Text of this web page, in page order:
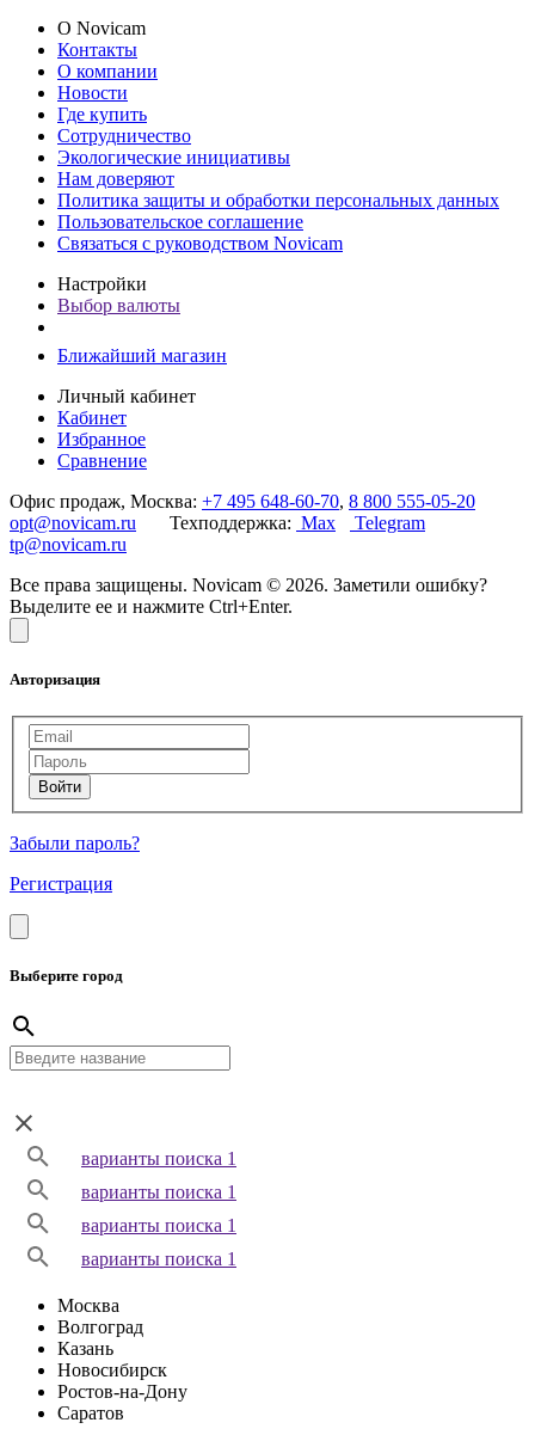
О Novicam
Контакты
О компании
Новости
Где купить
Сотрудничество
Экологические инициативы
Нам доверяют
Политика защиты и обработки персональных данных
Пользовательское соглашение
Связаться с руководством Novicam
Настройки
Выбор валюты
Ближайший магазин
Личный кабинет
Кабинет
Избранное
Сравнение
Офис продаж, Москва: +7 495 648-60-70, 8 800 555-05-20
opt@novicam.ru Техподдержка: Max
Telegram
tp@novicam.ru
Все права защищены. Novicam © 2026. Заметили ошибку?
Выделите ее и нажмите Ctrl+Enter.
Авторизация
Забыли пароль?
Регистрация
Выберите город
варианты поиска 1
варианты поиска 1
варианты поиска 1
варианты поиска 1
Москва
Волгоград
Казань
Новосибирск
Ростов-на-Дону
Саратов